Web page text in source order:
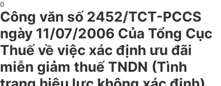
0
Công văn số 2452/TCT-PCCS
ngày 11/07/2006 Của Tổng Cục
Thuế về việc xác định ưu đãi
miễn giảm thuế TNDN (Tình